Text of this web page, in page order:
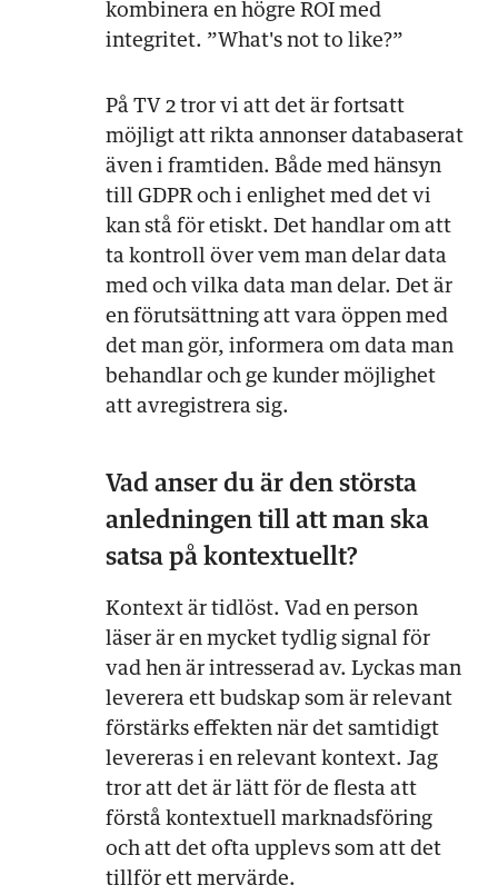
kombinera en högre ROI med
integritet. ”What's not to like?”
På TV 2 tror vi att det är fortsatt
möjligt att rikta annonser databaserat
även i framtiden. Både med hänsyn
till GDPR och i enlighet med det vi
kan stå för etiskt. Det handlar om att
ta kontroll över vem man delar data
med och vilka data man delar. Det är
en förutsättning att vara öppen med
det man gör, informera om data man
behandlar och ge kunder möjlighet
att avregistrera sig.
Vad anser du är den största
anledningen till att man ska
satsa på kontextuellt?
Kontext är tidlöst. Vad en person
läser är en mycket tydlig signal för
vad hen är intresserad av. Lyckas man
leverera ett budskap som är relevant
förstärks effekten när det samtidigt
levereras i en relevant kontext. Jag
tror att det är lätt för de flesta att
förstå kontextuell marknadsföring
och att det ofta upplevs som att det
tillför ett mervärde.